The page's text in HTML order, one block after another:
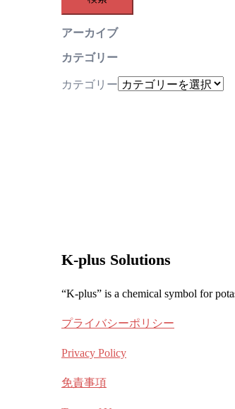
アーカイブ
カテゴリー
カテゴリー
K-plus Solutions
“K-plus” is a chemical symbol for
プライバシーポリシー
Privacy Policy
免責事項